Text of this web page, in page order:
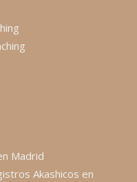
Madrid
Akashicos en